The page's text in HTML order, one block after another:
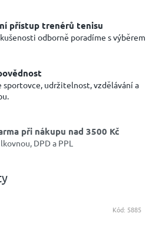
přístup trenérů tenisu
odborně poradíme s výběrem
sportovce, udržitelnost, vzdělávání a
při nákupu nad 3500 Kč
DPD a PPL
Kód: 5885